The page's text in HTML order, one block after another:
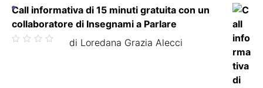
Call informativa di 15 minuti gratuita con un
collaboratore di Insegnami a Parlare
Valutato di Loredana Grazia Alecci